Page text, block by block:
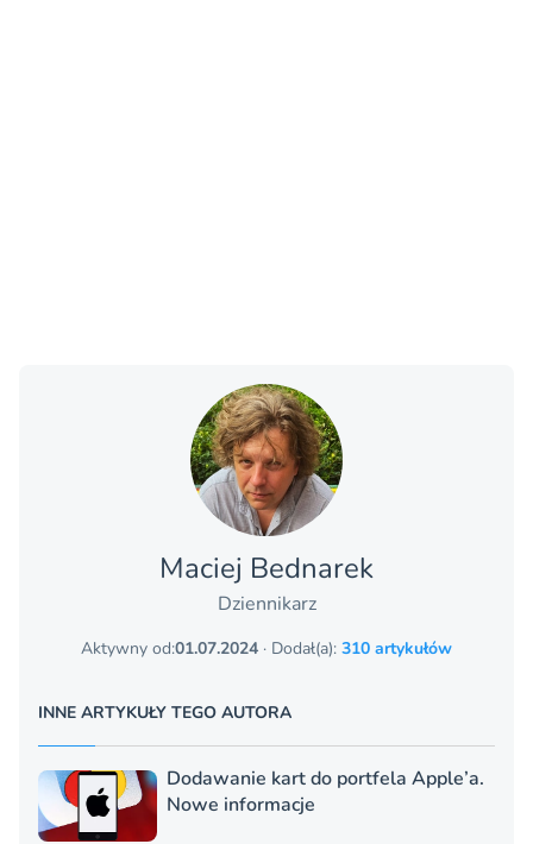
Maciej Bednarek
Dziennikarz
Aktywny od:01.07.2024 · Dodał(a): 310 artykułów
INNE ARTYKUŁY TEGO AUTORA
Dodawanie kart do portfela Apple’a.
Nowe informacje